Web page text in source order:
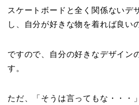
スケートボードと全く関係ないデ
し、自分が好きな物を着れば良い
ですので、自分の好きなデザイン
す。
ただ、「そうは言ってもな・・・